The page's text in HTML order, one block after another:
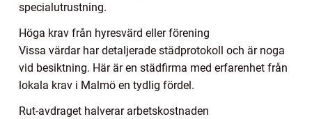
specialutrustning.
Höga krav från hyresvärd eller förening
Vissa värdar har detaljerade städprotokoll och är noga
vid besiktning. Här är en städfirma med erfarenhet från
lokala krav i Malmö en tydlig fördel.
Rut-avdraget halverar arbetskostnaden